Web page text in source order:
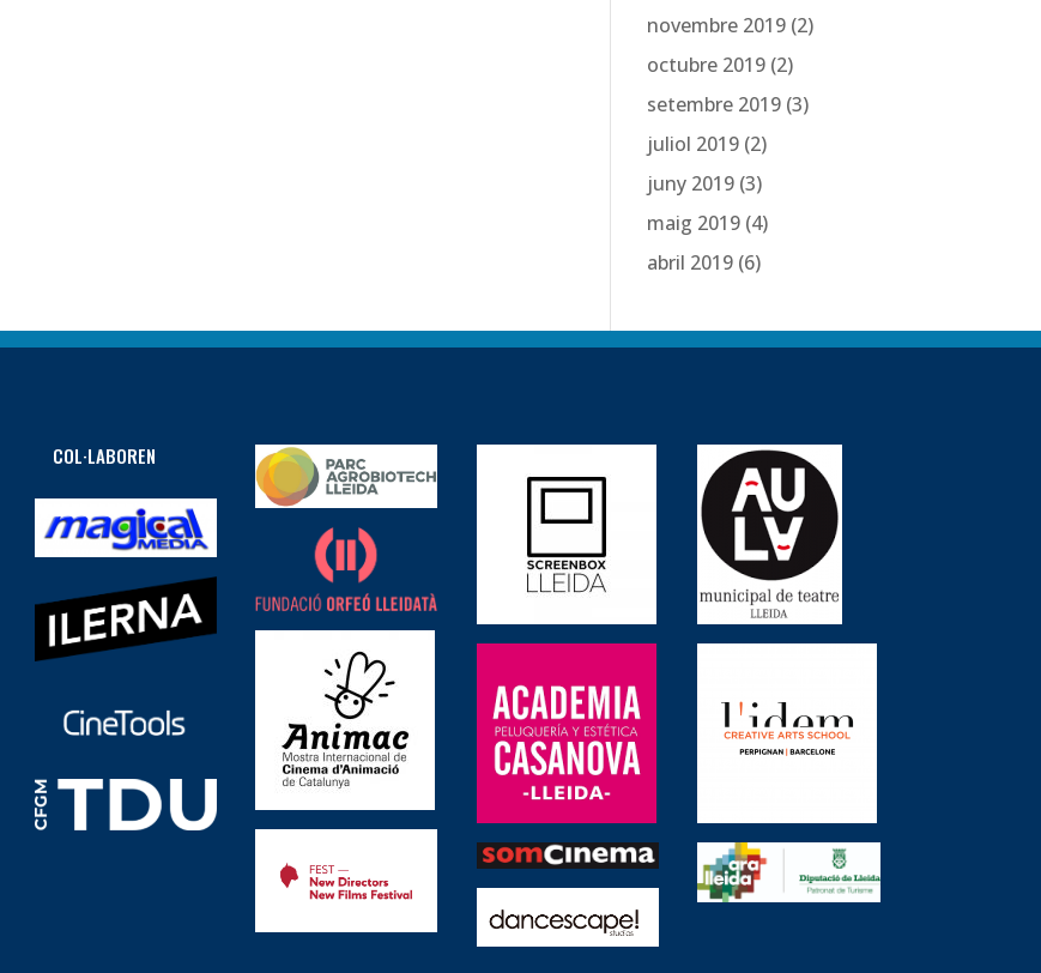
novembre 2019 (2)
octubre 2019 (2)
setembre 2019 (3)
juliol 2019 (2)
juny 2019 (3)
maig 2019 (4)
abril 2019 (6)
COL·LABOREN